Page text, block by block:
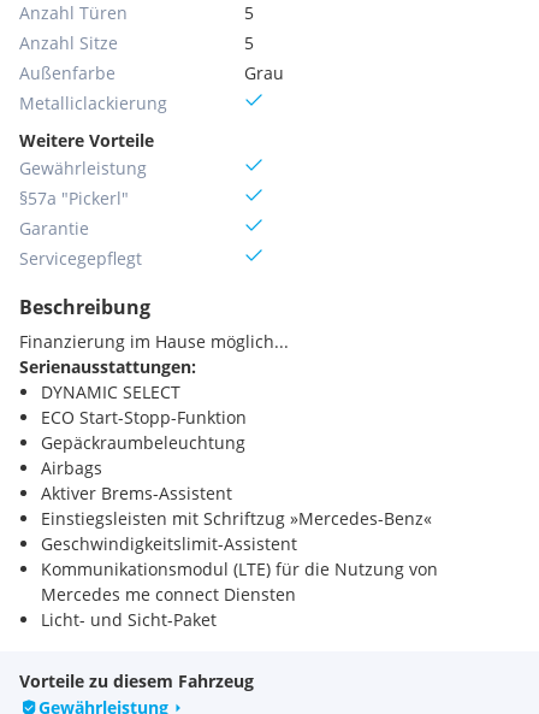
Anzahl Türen
5
Anzahl Sitze
5
Außenfarbe
Grau
Metallic­lackierung
Weitere Vorteile
Gewährleistung
§57a "Pickerl"
Garantie
Servicegepflegt
Beschreibung
Finanzierung im Hause möglich...
Serienausstattungen:
DYNAMIC SELECT
ECO Start-Stopp-Funktion
Gepäckraumbeleuchtung
Airbags
Aktiver Brems-Assistent
Einstiegsleisten mit Schriftzug »Mercedes-Benz«
Geschwindigkeitslimit-Assistent
Kommunikationsmodul (LTE) für die Nutzung von
Mercedes me connect Diensten
Licht- und Sicht-Paket
Style Line
Sitzlehnen im Fond klappbar
Vorteile zu diesem Fahrzeug
Gewährleistung